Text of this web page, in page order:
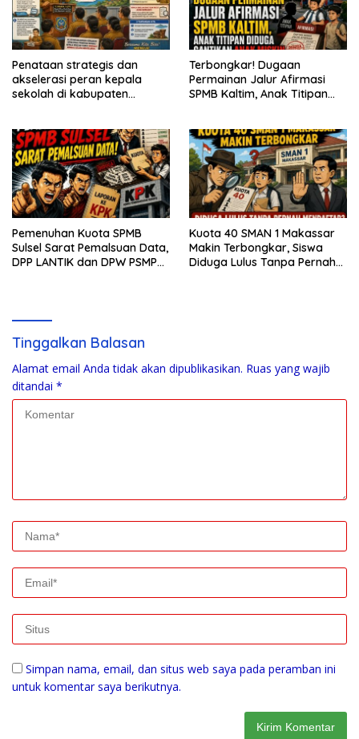
Penataan strategis dan
akselerasi peran kepala
sekolah di kabupaten
Terbongkar! Dugaan
Permainan Jalur Afirmasi
SPMB Kaltim, Anak Titipan
Pemenuhan Kuota SPMB
Sulsel Sarat Pemalsuan Data,
DPP LANTIK dan DPW PSMP
Kuota 40 SMAN 1 Makassar
Makin Terbongkar, Siswa
Diduga Lulus Tanpa Pernah
Tinggalkan Balasan
Alamat email Anda tidak akan dipublikasikan. Ruas yang wajib
ditandai *
Simpan nama, email, dan situs web saya pada peramban ini
untuk komentar saya berikutnya.